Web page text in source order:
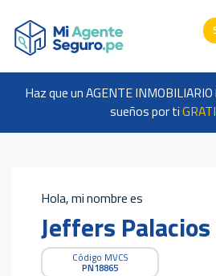
Haz que un AGENTE
sueños por ti
Hola, mi nombre es
Jeffers
Código MVCS
PN18865